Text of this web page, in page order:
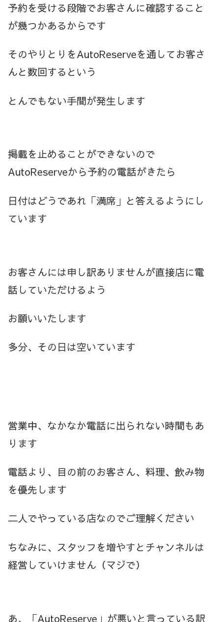
予約を受ける段階でお客さんに確認すること
が幾つかあるからです
そのやりとりをAutoReserveを通してお客さ
んと数回するという
とんでもない手間が発生します
掲載を止めることができないので
AutoReserveから予約の電話がきたら
日付はどうであれ「満席」と答えるようにし
ています
お客さんには申し訳ありませんが直接店に電
話していただけるよう
お願いいたします
多分、その日は空いています
営業中、なかなか電話に出られない時間もあ
ります
電話より、目の前のお客さん、料理、飲み物
を優先します
二人でやっている店なのでご理解ください
ちなみに、スタッフを増やすとチャンネルは
経営していけません（マジで）
あ、「AutoReserve」が悪いと言っている訳